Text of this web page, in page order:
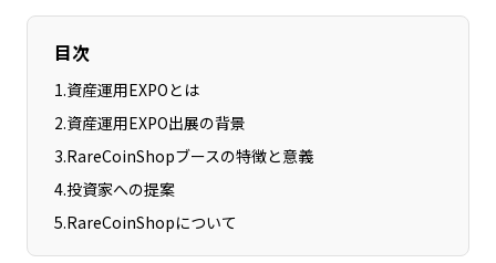
奈良エリア
和歌山エリア
鳥取エリア
岡山エリア
山口エリア
香川エリア
愛媛エリア
高知エリア
佐賀エリア
熊本エリア
大分エリア
目次
1.資産運用EXPOとは
2.資産運用EXPO出展の背景
3.RareCoinShopブースの特徴と意義
4.投資家への提案
5.RareCoinShopについて